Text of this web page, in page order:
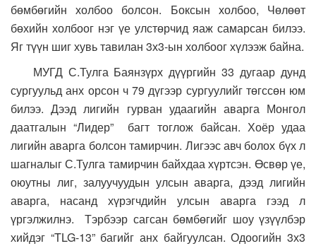
бөмбөгийн холбоо болсон. Боксын холбоо, Чөлөөт
бөхийн холбоог нэг үе улстөрчид яаж самарсан билээ.
Яг түүн шиг хувь тавилан 3х3-ын холбоог хүлээж байна.
МУГД С.Тулга Баянзүрх дүүргийн 33 дугаар дунд
сургуульд анх орсон ч 79 дүгээр сургуулийг төгссөн юм
билээ. Дээд лигийн гурван удаагийн аварга Монгол
даатгалын “Лидер” багт тоглож байсан. Хоёр удаа
лигийн аварга болсон тамирчин. Лигээс авч болох бүх л
шагналыг С.Тулга тамирчин байхдаа хүртсэн. Өсвөр үе,
оюутны лиг, залуучуудын улсын аварга, дээд лигийн
аварга, насанд хүрэгчдийн улсын аварга гээд л
үргэлжилнэ. Тэрбээр сагсан бөмбөгийг шоу үзүүлбэр
хийдэг “TLG-13” багийг анх байгуулсан. Одоогийн 3х3